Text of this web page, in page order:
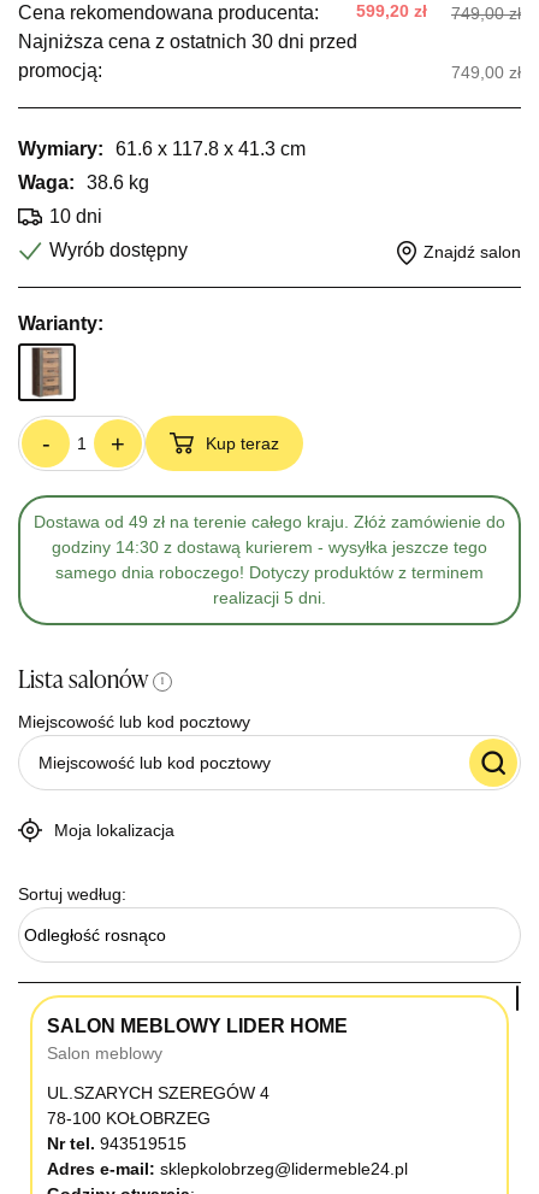
Cena rekomendowana producenta: 599,20 zł 749,00 zł
Najniższa cena z ostatnich 30 dni przed
promocją:
749,00 zł
Wymiary:
61.6 x 117.8 x 41.3 cm
Waga:
38.6 kg
10 dni
Wyrób dostępny
Znajdź salon
Warianty:
- + Kup teraz
Dostawa od 49 zł na terenie całego kraju. Złóż zamówienie do
godziny 14:30 z dostawą kurierem - wysyłka jeszcze tego
samego dnia roboczego! Dotyczy produktów z terminem
realizacji 5 dni.
Lista salonów i
Miejscowość lub kod pocztowy
Moja lokalizacja
Sortuj według:
Odległość rosnąco
SALON MEBLOWY LIDER HOME
Salon meblowy
UL.SZARYCH SZEREGÓW 4
78-100 KOŁOBRZEG
Nr tel. 943519515
Adres e-mail: sklepkolobrzeg@lidermeble24.pl